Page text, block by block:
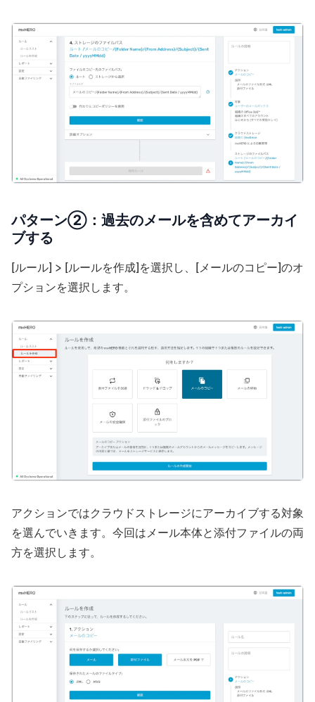
パターン②：過去のメールを含めてアーカイ
ブする
[ルール] > [ルールを作成]を選択し、[メールのコピー]のオ
プションを選択します。
アクションではクラウドストレージにアーカイブする対象
を選んでいきます。今回はメール本体と添付ファイルの両
方を選択します。